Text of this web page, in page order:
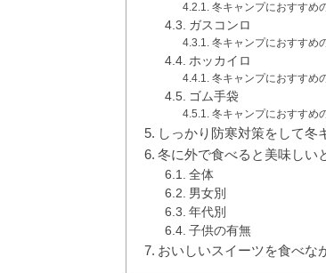
冬キャンプにおすすめ
ガスコンロ
冬キャンプにおすすめ
ホッカイロ
冬キャンプにおすすめ
ゴム手袋
冬キャンプにおすすめ
しっかり防寒対策をして冬
冬に外で食べると美味しい
全体
男女別
年代別
子供の有無
おいしいスイーツを食べな